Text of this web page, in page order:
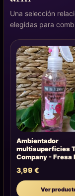
Una selección
elegidas para
Ambientador
multisuperficies
Company - Fresa
3,99 €
Ver